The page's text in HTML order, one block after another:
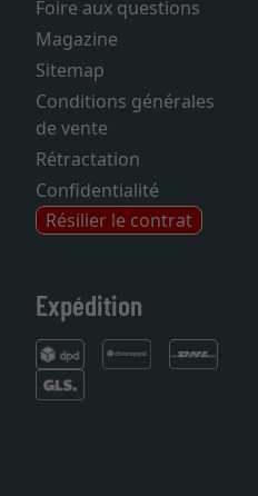
Foire aux questions
Magazine
Sitemap
Conditions générales
de vente
Rétractation
Confidentialité
Résilier le contrat
Expédition